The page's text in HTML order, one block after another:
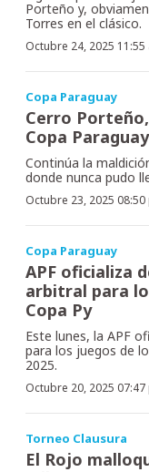
Porteño y,
Torres en el clásico.
Octubre 24, 2025 11:55
Copa Paraguay
Cerro
Copa
Continúa la
donde nunca pudo
Octubre 23, 2025 08:50
Copa Paraguay
APF oficializa
arbitral para
Copa Py
Este lunes, la APF
para los juegos de
2025.
Octubre 20, 2025 07:47
Torneo Clausura
El Rojo